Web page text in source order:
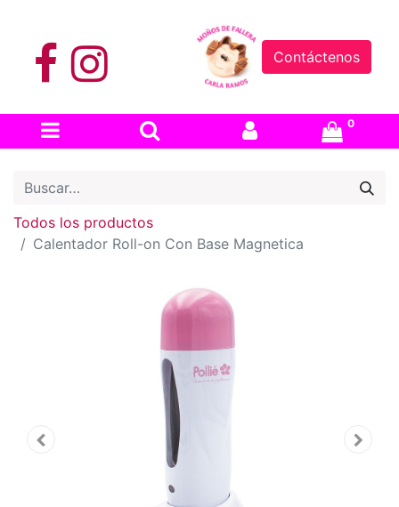
Contáctenos
0
Todos los productos
Calentador Roll-on Con Base Magnetica